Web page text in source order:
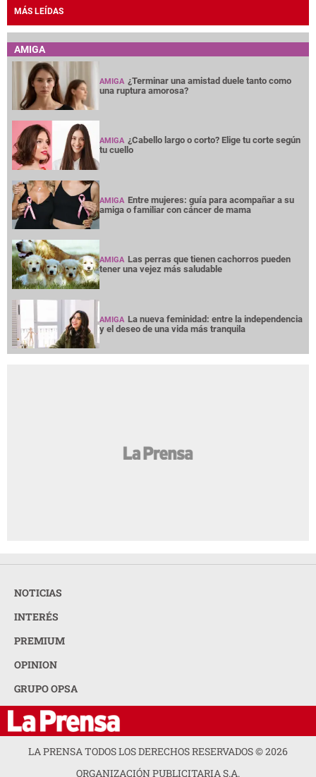
MÁS LEÍDAS
AMIGA
AMIGA ¿Terminar una amistad duele tanto como
una ruptura amorosa?
AMIGA ¿Cabello largo o corto? Elige tu corte según
tu cuello
AMIGA Entre mujeres: guía para acompañar a su
amiga o familiar con cáncer de mama
AMIGA Las perras que tienen cachorros pueden
tener una vejez más saludable
AMIGA La nueva feminidad: entre la independencia
y el deseo de una vida más tranquila
NOTICIAS
INTERÉS
PREMIUM
OPINION
GRUPO OPSA
LA PRENSA TODOS LOS DERECHOS RESERVADOS ©2026
ORGANIZACIÓN PUBLICITARIA S.A.